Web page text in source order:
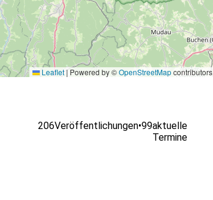
Leaflet | Powered by ©OpenStreetMapcontributors
206Veröffentlichungen•99aktuelle
Termine